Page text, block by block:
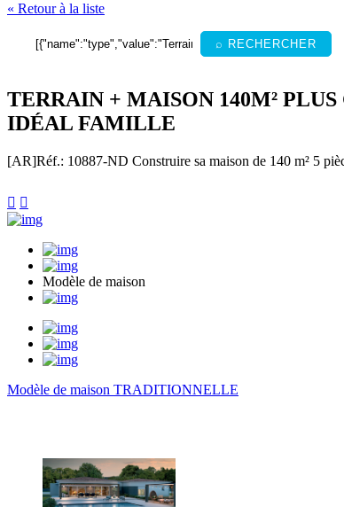
« Retour à la liste
⌕ RECHERCHER
TERRAIN + MAISON 140M²
IDÉAL FAMILLE
[AR]Réf.: 10887-ND Construire sa maison de 140 m² 5
 
Modèle de maison
Modèle de maison TRADITIONNELLE